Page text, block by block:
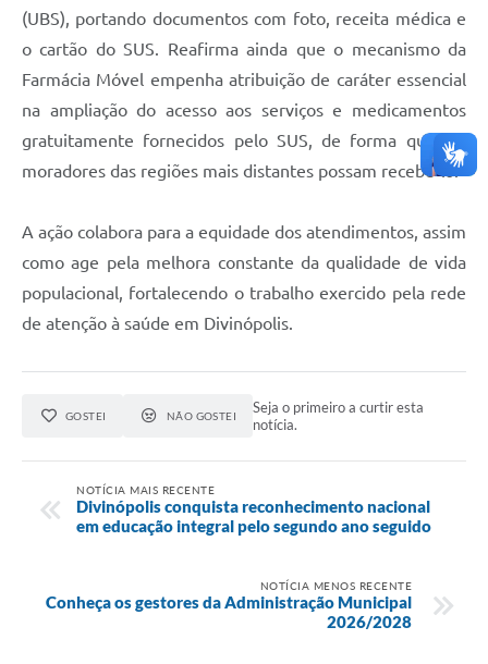
(UBS), portando documentos com foto, receita médica e
o cartão do SUS. Reafirma ainda que o mecanismo da
Farmácia Móvel empenha atribuição de caráter essencial
na ampliação do acesso aos serviços e medicamentos
gratuitamente fornecidos pelo SUS, de forma que, os
moradores das regiões mais distantes possam recebê-lo.
A ação colabora para a equidade dos atendimentos, assim
como age pela melhora constante da qualidade de vida
populacional, fortalecendo o trabalho exercido pela rede
de atenção à saúde em Divinópolis.
GOSTEI NÃO GOSTEI
Seja o primeiro a curtir esta
notícia.
NOTÍCIA MAIS RECENTE
Divinópolis conquista reconhecimento nacional
em educação integral pelo segundo ano seguido
NOTÍCIA MENOS RECENTE
Conheça os gestores da Administração Municipal
2026/2028